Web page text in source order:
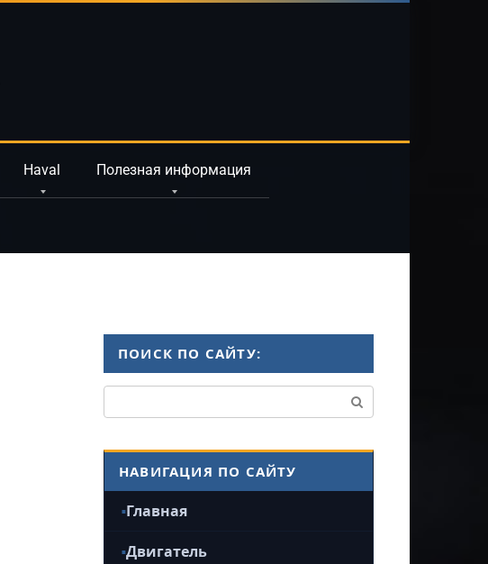
Haval Полезная информация
ПОИСК ПО САЙТУ:
НАВИГАЦИЯ ПО САЙТУ
Главная
Двигатель